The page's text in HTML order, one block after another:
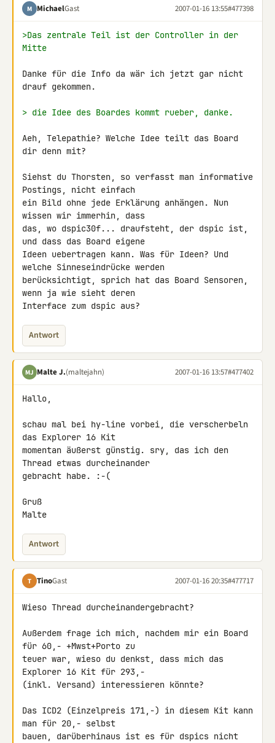
M MichaelGast 2007-01-16 13:55#477398
>Das zentrale Teil ist der Controller in der
Mitte
Danke für die Info da wär ich jetzt gar nicht
drauf gekommen.
> die Idee des Boardes kommt rueber, danke.
Aeh, Telepathie? Welche Idee teilt das Board
dir denn mit?
Siehst du Thorsten, so verfasst man informative
Postings, nicht einfach
ein Bild ohne jede Erklärung anhängen. Nun
wissen wir immerhin, dass
das, wo dspic30f... draufsteht, der dspic ist,
und dass das Board eigene
Ideen uebertragen kann. Was für Ideen? Und
welche Sinneseindrücke werden
berücksichtigt, sprich hat das Board Sensoren,
wenn ja wie sieht deren
Interface zum dspic aus?
Antwort
MJ Malte J.(maltejahn) 2007-01-16 13:57#477402
Hallo,
schau mal bei hy-line vorbei, die verscherbeln
das Explorer 16 Kit
momentan äußerst günstig. sry, das ich den
Thread etwas durcheinander
gebracht habe. :-(
Gruß
Malte
Antwort
T TinoGast 2007-01-16 20:35#477717
Wieso Thread durcheinandergebracht?
Außerdem frage ich mich, nachdem mir ein Board
für 60,- +Mwst+Porto zu
teuer war, wieso du denkst, dass mich das
Explorer 16 Kit für 293,-
(inkl. Versand) interessieren könnte?
Das ICD2 (Einzelpreis 171,-) in diesem Kit kann
man für 20,- selbst
bauen, darüberhinaus ist es für dspics nicht